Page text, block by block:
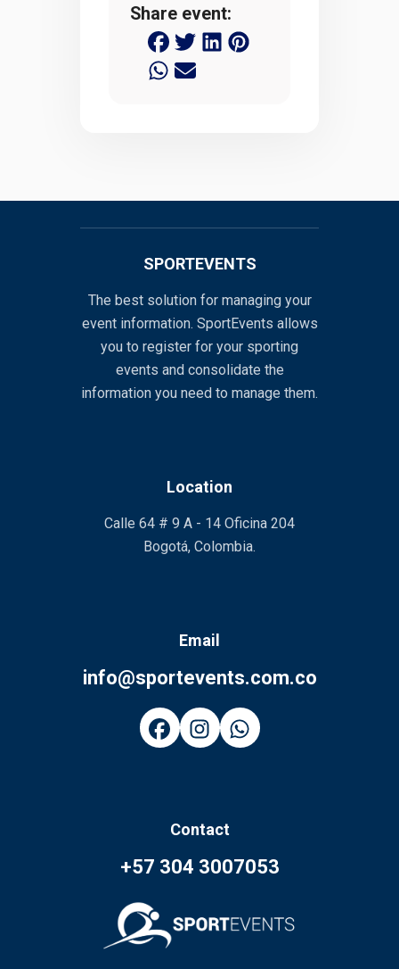
Share event:
SPORTEVENTS
The best solution for managing your
event information. SportEvents allows
you to register for your sporting
events and consolidate the
information you need to manage them.
Location
Calle 64 # 9 A - 14 Oficina 204
Bogotá, Colombia.
Email
info@sportevents.com.co
Contact
+57 304 3007053